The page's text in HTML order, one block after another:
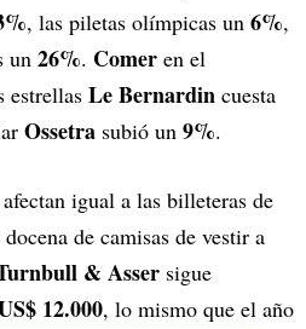
, las piletas olímpicas un 6%,
un 26%. Comer en el
estrellas Le Bernardin cuesta
Ossetra subió un 9%.
igual a las billeteras de
de camisas de vestir a
& Asser sigue
12.000, lo mismo que el año